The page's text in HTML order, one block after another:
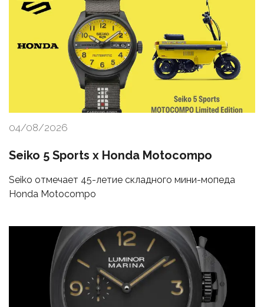
04/08/2026
Seiko 5 Sports x Honda Motocompo
Seiko отмечает 45-летие складного мини-мопеда
Honda Motocompo